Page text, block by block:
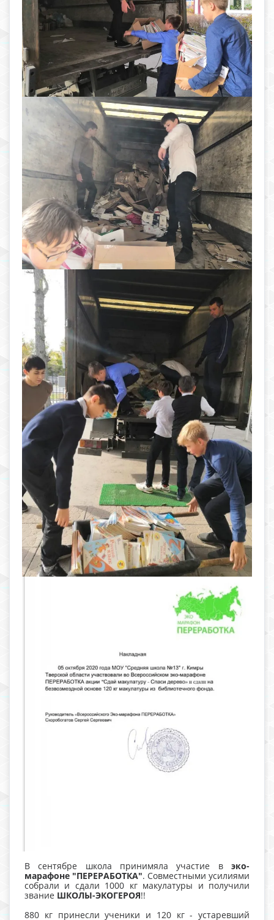
В сентябре школа принимяла участие в эко-
марафоне "ПЕРЕРАБОТКА". Совместными усилиями
собрали и сдали 1000 кг макулатуры и получили
звание ШКОЛЫ-ЭКОГЕРОЯ!!
880 кг принесли ученики и 120 кг - устаревший